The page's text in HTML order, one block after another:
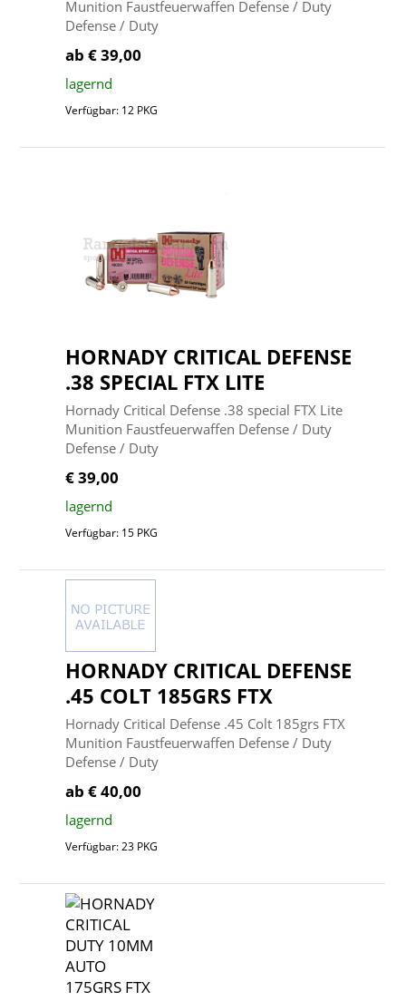
Munition Faustfeuerwaffen Defense / Duty
Defense / Duty
ab € 39,00
lagernd
Verfügbar: 12 PKG
HORNADY CRITICAL DEFENSE
.38 SPECIAL FTX LITE
Hornady Critical Defense .38 special FTX Lite
Munition Faustfeuerwaffen Defense / Duty
Defense / Duty
€ 39,00
lagernd
Verfügbar: 15 PKG
HORNADY CRITICAL DEFENSE
.45 COLT 185GRS FTX
Hornady Critical Defense .45 Colt 185grs FTX
Munition Faustfeuerwaffen Defense / Duty
Defense / Duty
ab € 40,00
lagernd
Verfügbar: 23 PKG